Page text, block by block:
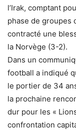
l’Irak, comptant
phase de groupes
contracté une
la Norvège (3-2).
Dans un
football a indiqué
le portier de 34
la prochaine
dur pour les «
confrontation